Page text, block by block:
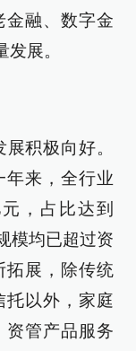
金融、数字金
展。
积极向好。
年来，全行业
，占比达到
模均已超过资
拓展，除传统
托以外，家庭
资管产品服务